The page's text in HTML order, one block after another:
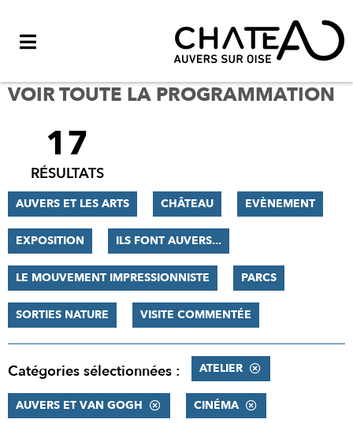
VOIR TOUTE LA PROGRAMMATION
FILTRER
RÉSULTATS
17
RÉSULTATS
AUVERS ET LES ARTS CHÂTEAU EVÈNEMENT
EXPOSITION ILS FONT AUVERS...
LE MOUVEMENT IMPRESSIONNISTE PARCS
SORTIES NATURE VISITE COMMENTÉE
Catégories sélectionnées : ATELIER
AUVERS ET VAN GOGH CINÉMA